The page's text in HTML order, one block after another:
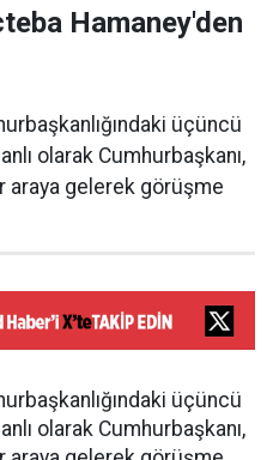
Hamaney'den
üçüncü
olarak Cumhurbaşkanı,
araya gelerek görüşme
üçüncü
olarak Cumhurbaşkanı,